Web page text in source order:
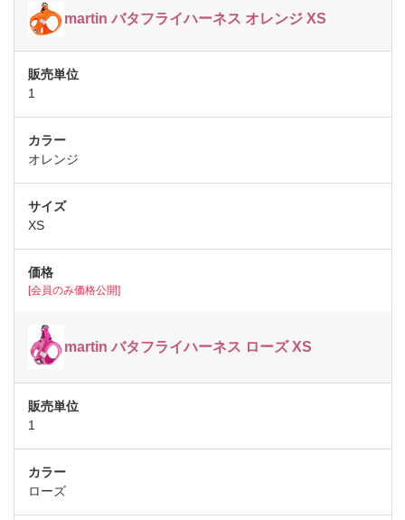
martin バタフライハーネス オレンジ XS
1
オレンジ
XS
[会員のみ価格公開]
martin バタフライハーネス ローズ XS
1
ローズ